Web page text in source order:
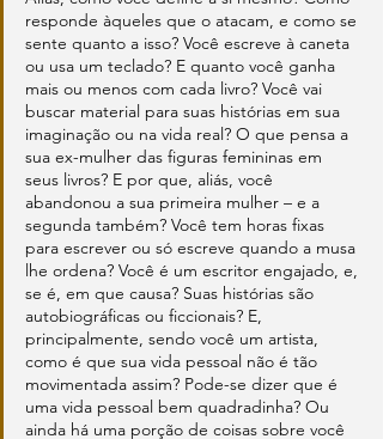
responde àqueles que o atacam, e como se
sente quanto a isso? Você escreve à caneta
ou usa um teclado? E quanto você ganha
mais ou menos com cada livro? Você vai
buscar material para suas histórias em sua
imaginação ou na vida real? O que pensa a
sua ex-mulher das figuras femininas em
seus livros? E por que, aliás, você
abandonou a sua primeira mulher – e a
segunda também? Você tem horas fixas
para escrever ou só escreve quando a musa
lhe ordena? Você é um escritor engajado, e,
se é, em que causa? Suas histórias são
autobiográficas ou ficcionais? E,
principalmente, sendo você um artista,
como é que sua vida pessoal não é tão
movimentada assim? Pode-se dizer que é
uma vida pessoal bem quadradinha? Ou
ainda há uma porção de coisas sobre você